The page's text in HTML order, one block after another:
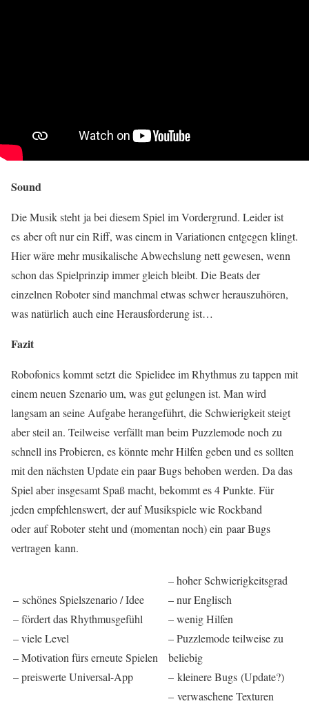
Sound
Die Musik steht ja bei diesem Spiel im Vordergrund. Leider ist
es aber oft nur ein Riff, was einem in Variationen entgegen klingt.
Hier wäre mehr musikalische Abwechslung nett gewesen, wenn
schon das Spielprinzip immer gleich bleibt. Die Beats der
einzelnen Roboter sind manchmal etwas schwer herauszuhören,
was natürlich auch eine Herausforderung ist…
Fazit
Robofonics kommt setzt die Spielidee im Rhythmus zu tappen mit
einem neuen Szenario um, was gut gelungen ist. Man wird
langsam an seine Aufgabe herangeführt, die Schwierigkeit steigt
aber steil an. Teilweise verfällt man beim Puzzlemode noch zu
schnell ins Probieren, es könnte mehr Hilfen geben und es sollten
mit den nächsten Update ein paar Bugs behoben werden. Da das
Spiel aber insgesamt Spaß macht, bekommt es 4 Punkte. Für
jeden empfehlenswert, der auf Musikspiele wie Rockband
oder auf Roboter steht und (momentan noch) ein paar Bugs
vertragen kann.
– schönes Spielszenario / Idee
– fördert das Rhythmusgefühl
– viele Level
– Motivation fürs erneute Spielen
– preiswerte Universal-App
– hoher Schwierigkeitsgrad
– nur Englisch
– wenig Hilfen
– Puzzlemode teilweise zu
beliebig
– kleinere Bugs (Update?)
– verwaschene Texturen